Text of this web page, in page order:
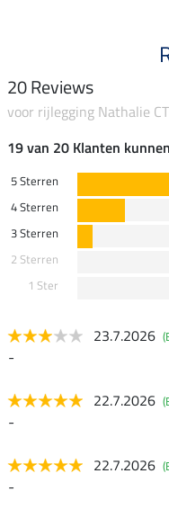
20 Reviews
voor rijlegging Nathalie
19 van 20 Klanten
5 Sterren
4 Sterren
3 Sterren
2 Sterren
1 Ster
23.7.2026
-
22.7.2026
-
22.7.2026
-